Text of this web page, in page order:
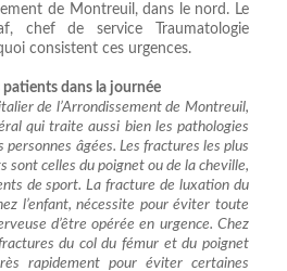
de Montreuil, dans le nord. Le
chef de service Traumatologie
consistent ces urgences.
patients dans la journée
de l’Arrondissement de Montreuil,
qui traite aussi bien les pathologies
personnes âgées. Les fractures les plus
sont celles du poignet ou de la cheville,
de sport. La fracture de luxation du
l’enfant, nécessite pour éviter toute
d’être opérée en urgence. Chez
du col du fémur et du poignet
rapidement pour éviter certaines